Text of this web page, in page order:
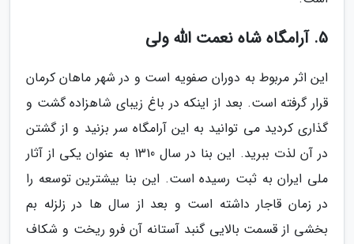
5. آرامگاه شاه نعمت الله ولی
این اثر مربوط به دوران صفویه است و در شهر ماهان کرمان
قرار گرفته است. بعد از اینکه در باغ زیبای شاهزاده گشت و
گذاری کردید می توانید به این آرامگاه سر بزنید و از گشتن
در آن لذت ببرید. این بنا در سال 1310 به عنوان یکی از آثار
ملی ایران به ثبت رسیده است. این بنا بیشترین توسعه را
در زمان قاجار داشته است و بعد از سال ها در زلزله بم
بخشی از قسمت بالایی گنبد آستانه آن فرو ریخت و شکاف